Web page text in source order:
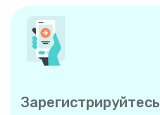
Зарегистрируйтесь